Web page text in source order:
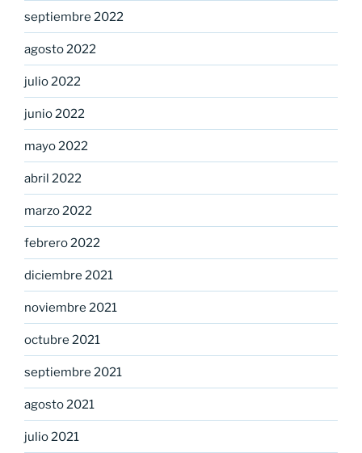
septiembre 2022
agosto 2022
julio 2022
junio 2022
mayo 2022
abril 2022
marzo 2022
febrero 2022
diciembre 2021
noviembre 2021
octubre 2021
septiembre 2021
agosto 2021
julio 2021